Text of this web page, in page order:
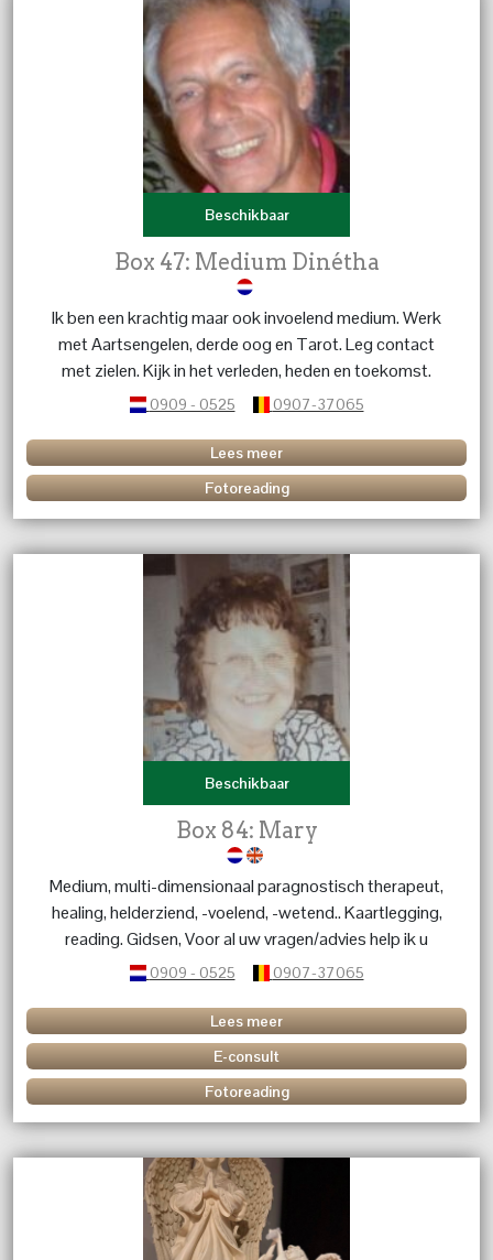
Beschikbaar
Box 47: Medium Dinétha
Ik ben een krachtig maar ook invoelend medium. Werk
met Aartsengelen, derde oog en Tarot. Leg contact
met zielen. Kijk in het verleden, heden en toekomst.
0909 - 0525 0907-37065
Lees meer
Fotoreading
Beschikbaar
Box 84: Mary
Medium, multi-dimensionaal paragnostisch therapeut,
healing, helderziend, -voelend, -wetend.. Kaartlegging,
reading. Gidsen, Voor al uw vragen/advies help ik u
graag verder.
0909 - 0525 0907-37065
Lees meer
E-consult
Fotoreading